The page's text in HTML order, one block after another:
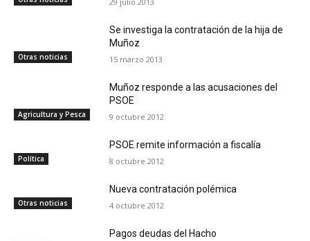
Otras noticias
Se investiga la contratación de la hija de
Muñoz
15 marzo 2013
Agricultura y Pesca
Muñoz responde a las acusaciones del
PSOE
9 octubre 2012
Política
PSOE remite información a fiscalía
8 octubre 2012
Otras noticias
Nueva contratación polémica
4 octubre 2012
Pagos deudas del Hacho